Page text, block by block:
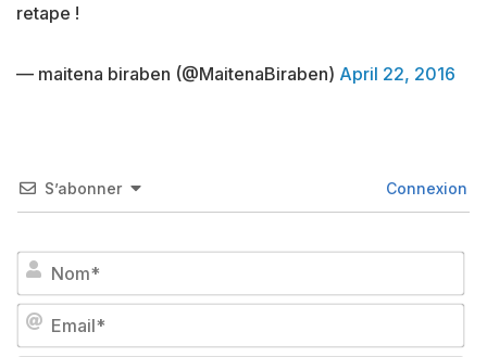
retape !
— maitena biraben (@MaitenaBiraben) April 22, 2016
S’abonner Connexion